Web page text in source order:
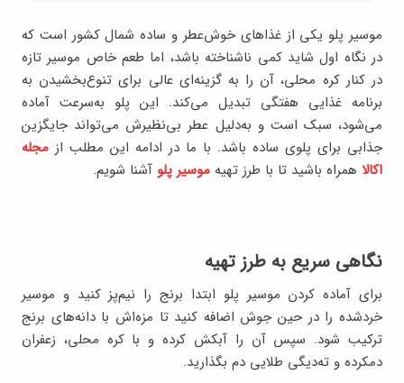
موسیر پلو یکی از غذاهای خوش‌عطر و ساده شمال کشور است که
در نگاه اول شاید کمی ناشناخته باشد، اما طعم خاص موسیر تازه
در کنار کره محلی، آن را به گزینه‌ای عالی برای تنوع‌بخشیدن به
برنامه غذایی هفتگی تبدیل می‌کند. این پلو به‌سرعت آماده
می‌شود، سبک است و به‌دلیل عطر بی‌نظیرش می‌تواند جایگزین
جذابی برای پلوی ساده باشد. با ما در ادامه این مطلب از مجله
اکالا همراه باشید تا با طرز تهیه موسیر پلو آشنا شویم.
نگاهی سریع به طرز تهیه
برای آماده کردن موسیر پلو ابتدا برنج را نیم‌پز کنید و موسیر
خرد‌شده را در حین جوش اضافه کنید تا مزه‌اش با دانه‌های برنج
ترکیب شود. سپس آن را آبکش کرده و با کره محلی، زعفران
دمکرده و ته‌دیگی طلایی دم بگذارید.